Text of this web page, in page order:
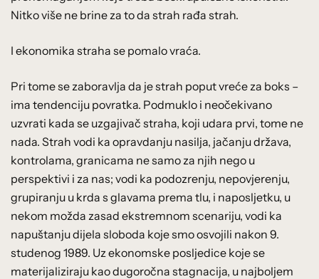
Nitko više ne brine za to da strah rađa strah.
I ekonomika straha se pomalo vraća.
Pri tome se zaboravlja da je strah poput vreće za boks –
ima tendenciju povratka. Podmuklo i neočekivano
uzvrati kada se uzgajivač straha, koji udara prvi, tome ne
nada. Strah vodi ka opravdanju nasilja, jačanju država,
kontrolama, granicama ne samo za njih nego u
perspektivi i za nas; vodi ka podozrenju, nepovjerenju,
grupiranju u krda s glavama prema tlu, i naposljetku, u
nekom možda zasad ekstremnom scenariju, vodi ka
napuštanju dijela sloboda koje smo osvojili nakon 9.
studenog 1989. Uz ekonomske posljedice koje se
materijaliziraju kao dugoročna stagnacija, u najboljem